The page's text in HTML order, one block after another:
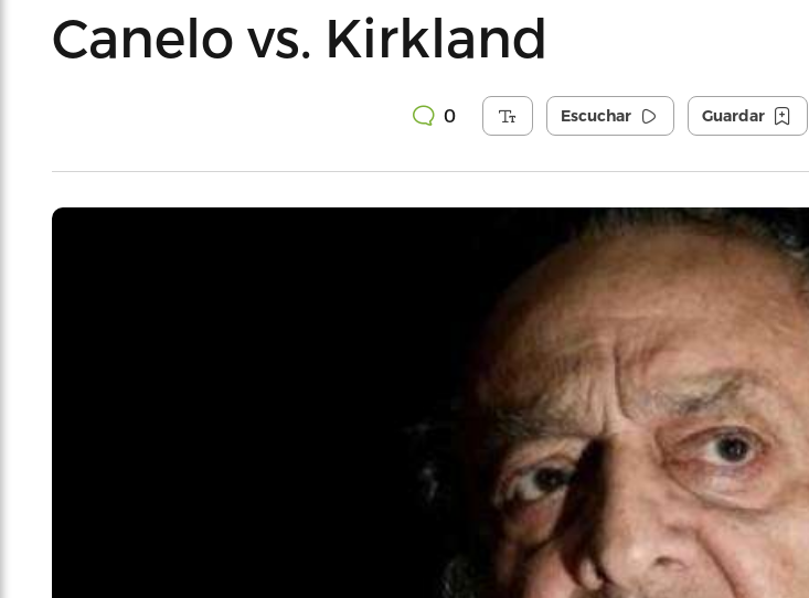
Canelo vs. Kirkland
0 Escuchar Guardar